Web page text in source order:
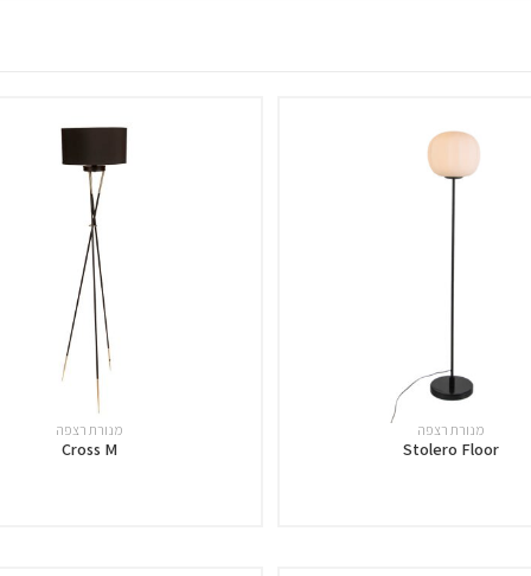
מנורת רצפה
Stolero Floor
מנורת רצפה
Cross M